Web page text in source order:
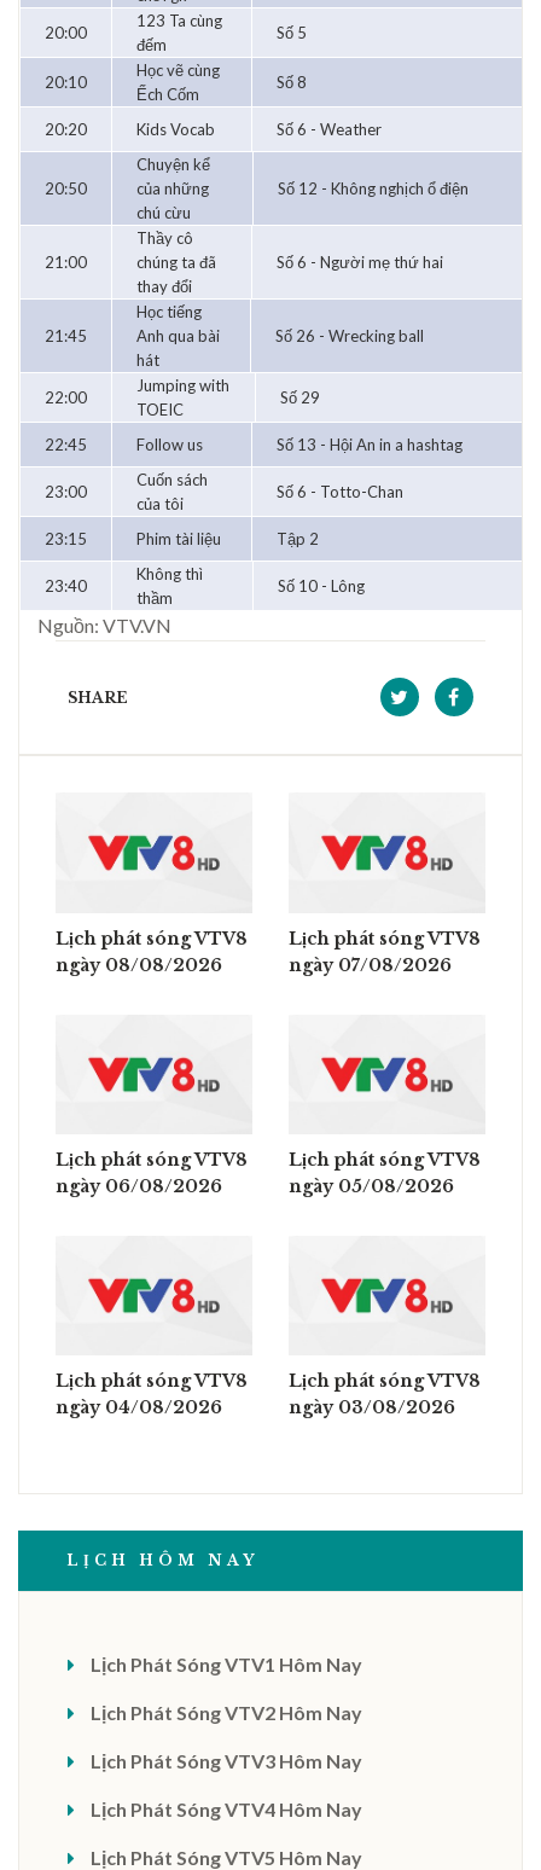
20:00
123 Ta cùng
đếm
Số 5
20:10
Học vẽ cùng
Ếch Cốm
Số 8
20:20 Kids Vocab Số 6 - Weather
20:50
Chuyện kể
của những
chú cừu
Số 12 - Không nghịch ổ điện
21:00
Thầy cô
chúng ta đã
thay đổi
Số 6 - Người mẹ thứ hai
21:45
Học tiếng
Anh qua bài
hát
Số 26 - Wrecking ball
22:00
Jumping with
TOEIC
Số 29
22:45 Follow us Số 13 - Hội An in a hashtag
23:00
Cuốn sách
của tôi
Số 6 - Totto-Chan
23:15 Phim tài liệu Tập 2
23:40
Không thì
thầm
Số 10 - Lông
Nguồn: VTV.VN
SHARE
Lịch phát sóng VTV8
ngày 08/08/2026
Lịch phát sóng VTV8
ngày 07/08/2026
Lịch phát sóng VTV8
ngày 06/08/2026
Lịch phát sóng VTV8
ngày 05/08/2026
Lịch phát sóng VTV8
ngày 04/08/2026
Lịch phát sóng VTV8
ngày 03/08/2026
LỊCH HÔM NAY
Lịch Phát Sóng VTV1 Hôm Nay
Lịch Phát Sóng VTV2 Hôm Nay
Lịch Phát Sóng VTV3 Hôm Nay
Lịch Phát Sóng VTV4 Hôm Nay
Lịch Phát Sóng VTV5 Hôm Nay